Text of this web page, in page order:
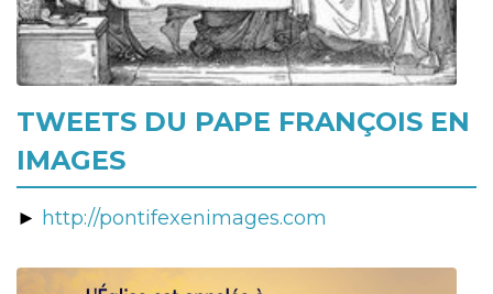
TWEETS DU PAPE FRANÇOIS EN
IMAGES
► http://pontifexenimages.com